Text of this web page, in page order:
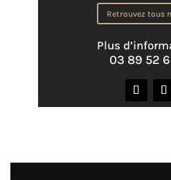
Retrouvez tous
Plus
03 89 52